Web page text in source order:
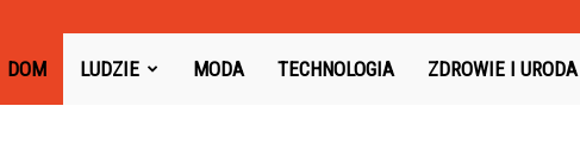
Toysboard.pl
DOM LUDZIE MODA TECHNOLOGIA ZDROWIE I URODA